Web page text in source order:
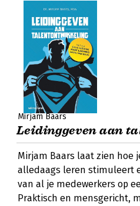
Mirjam Baars
Leidinggeven aan
Mirjam Baars laat zien hoe
alledaags leren stimuleert
van al je medewerkers op
Praktisch en mensgericht,